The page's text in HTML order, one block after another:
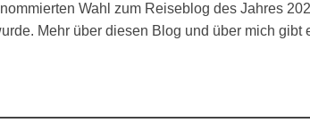
Wahl zum Reiseblog des Jahres
Mehr über diesen Blog und über mich gibt